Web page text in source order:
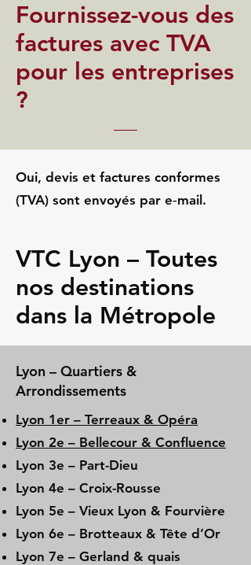
Fournissez-vous des
factures avec TVA
pour les entreprises
?
Oui, devis et factures conformes
(TVA) sont envoyés par e‑mail.
VTC Lyon – Toutes
nos destinations
dans la Métropole
Lyon – Quartiers &
Arrondissements
Lyon 1er – Terreaux & Opéra
Lyon 2e – Bellecour & Confluence
Lyon 3e – Part-Dieu
Lyon 4e – Croix-Rousse
Lyon 5e – Vieux Lyon & Fourvière
Lyon 6e – Brotteaux & Tête d’Or
Lyon 7e – Gerland & quais